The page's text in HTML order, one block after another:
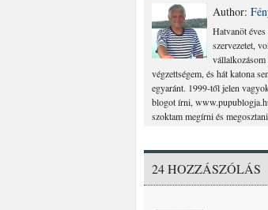
Author:
Hatvanöt
szervezetet,
vállalkozásom
végzettségem, és hát katona
egyaránt. 1999-től jelen
blogot írni,
szoktam megírni és
24 HOZZÁSZÓLÁS